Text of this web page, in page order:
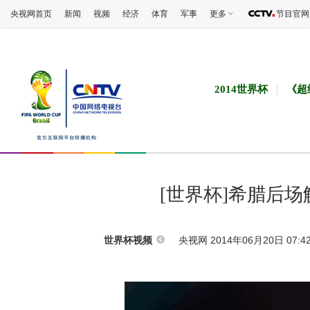
央视网首页 新闻 视频 经济 体育 军事 更多 节目官网
2014世界杯 《
[世界杯]希腊后场
世界杯视频 央视网 2014年06月20日